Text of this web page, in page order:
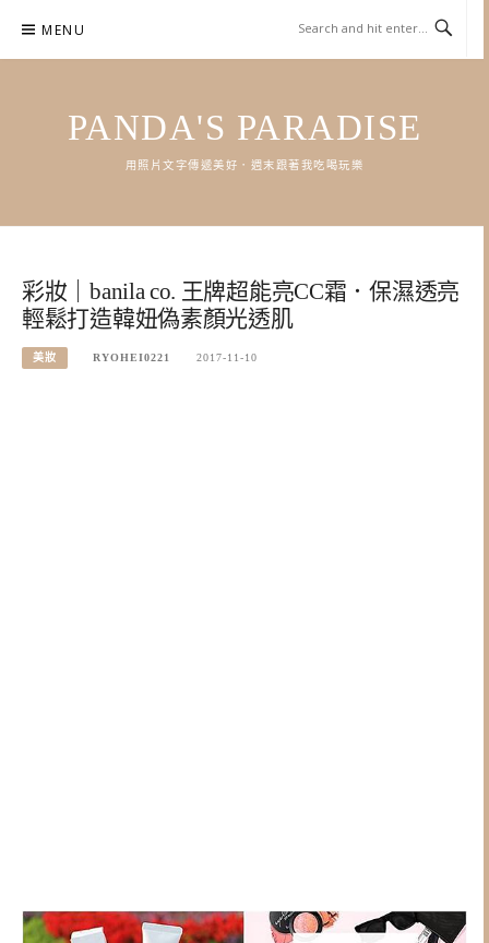
content
MENU
PANDA'S PARADISE
用照片文字傳遞美好．週末跟著我吃喝玩樂
彩妝｜banila co. 王牌超能亮CC霜．保濕透亮
輕鬆打造韓妞偽素顏光透肌
美妝 RYOHEI0221 2017-11-10